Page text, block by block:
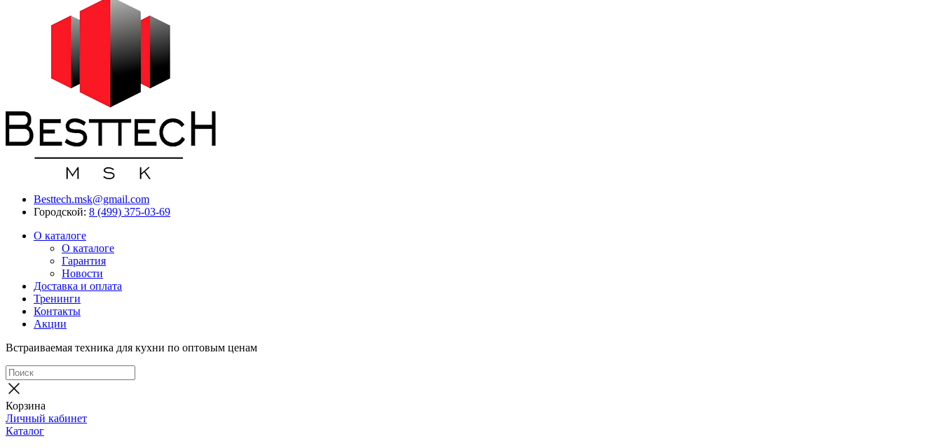
Besttech.msk@gmail.com
Городской: 8 (499) 375-03-69
О каталоге
О каталоге
Гарантия
Новости
Доставка и оплата
Тренинги
Контакты
Акции
Встраиваемая техника для кухни по оптовым ценам
Корзина
Личный кабинет
Каталог